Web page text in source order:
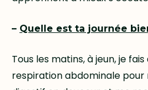
– Quelle est ta journée
Tous les matins, à jeun, je
respiration abdominale